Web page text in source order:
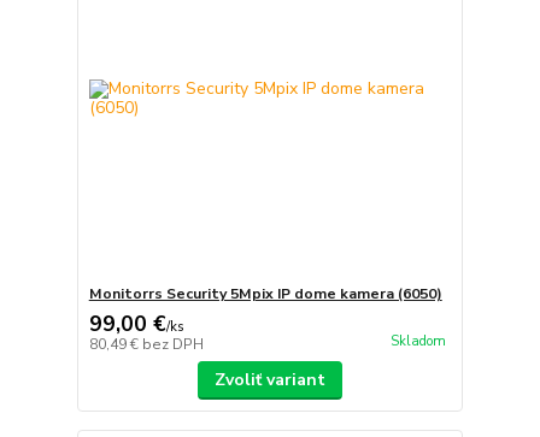
Monitorrs Security 5Mpix IP dome kamera (6050)
99,00 €/ks
80,49 € bez DPH Skladom
Zvoliť variant